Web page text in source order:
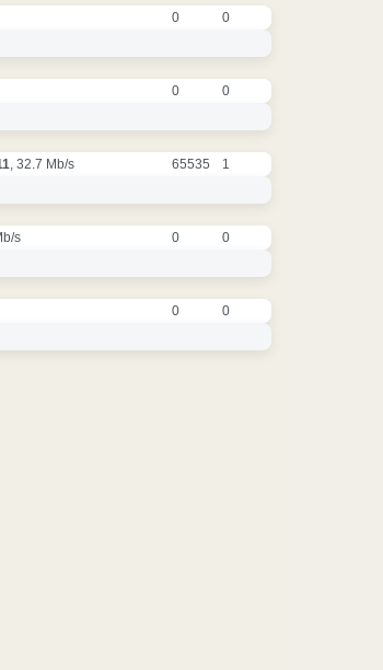
0 0
0 0
, 32.7 Mb/s 65535 1
s 0 0
0 0